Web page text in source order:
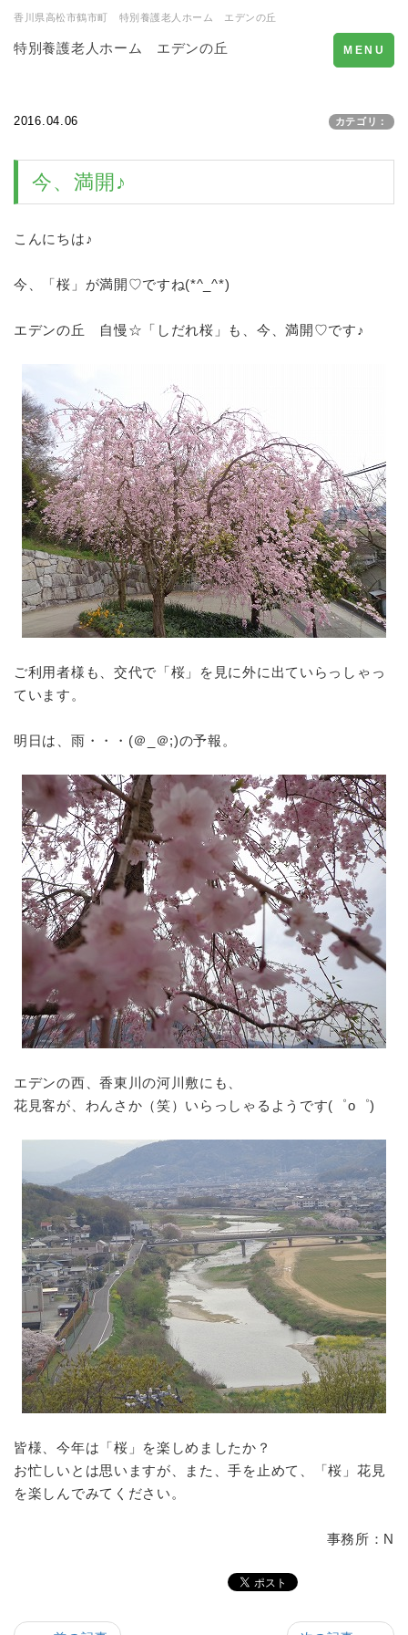
香川県高松市鶴市町 特別養護老人ホーム エデンの丘
特別養護老人ホーム エデンの丘
Toggle
navigation
MENU
2016.04.06 カテゴリ：
今、満開♪
こんにちは♪
今、「桜」が満開♡ですね(*^_^*)
エデンの丘 自慢☆「しだれ桜」も、今、満開♡です♪
ご利用者様も、交代で「桜」を見に外に出ていらっしゃっ
ています。
明日は、雨・・・(＠_＠;)の予報。
エデンの西、香東川の河川敷にも、
花見客が、わんさか（笑）いらっしゃるようです(゜o゜)
皆様、今年は「桜」を楽しめましたか？
お忙しいとは思いますが、また、手を止めて、「桜」花見
を楽しんでみてください。
事務所：N